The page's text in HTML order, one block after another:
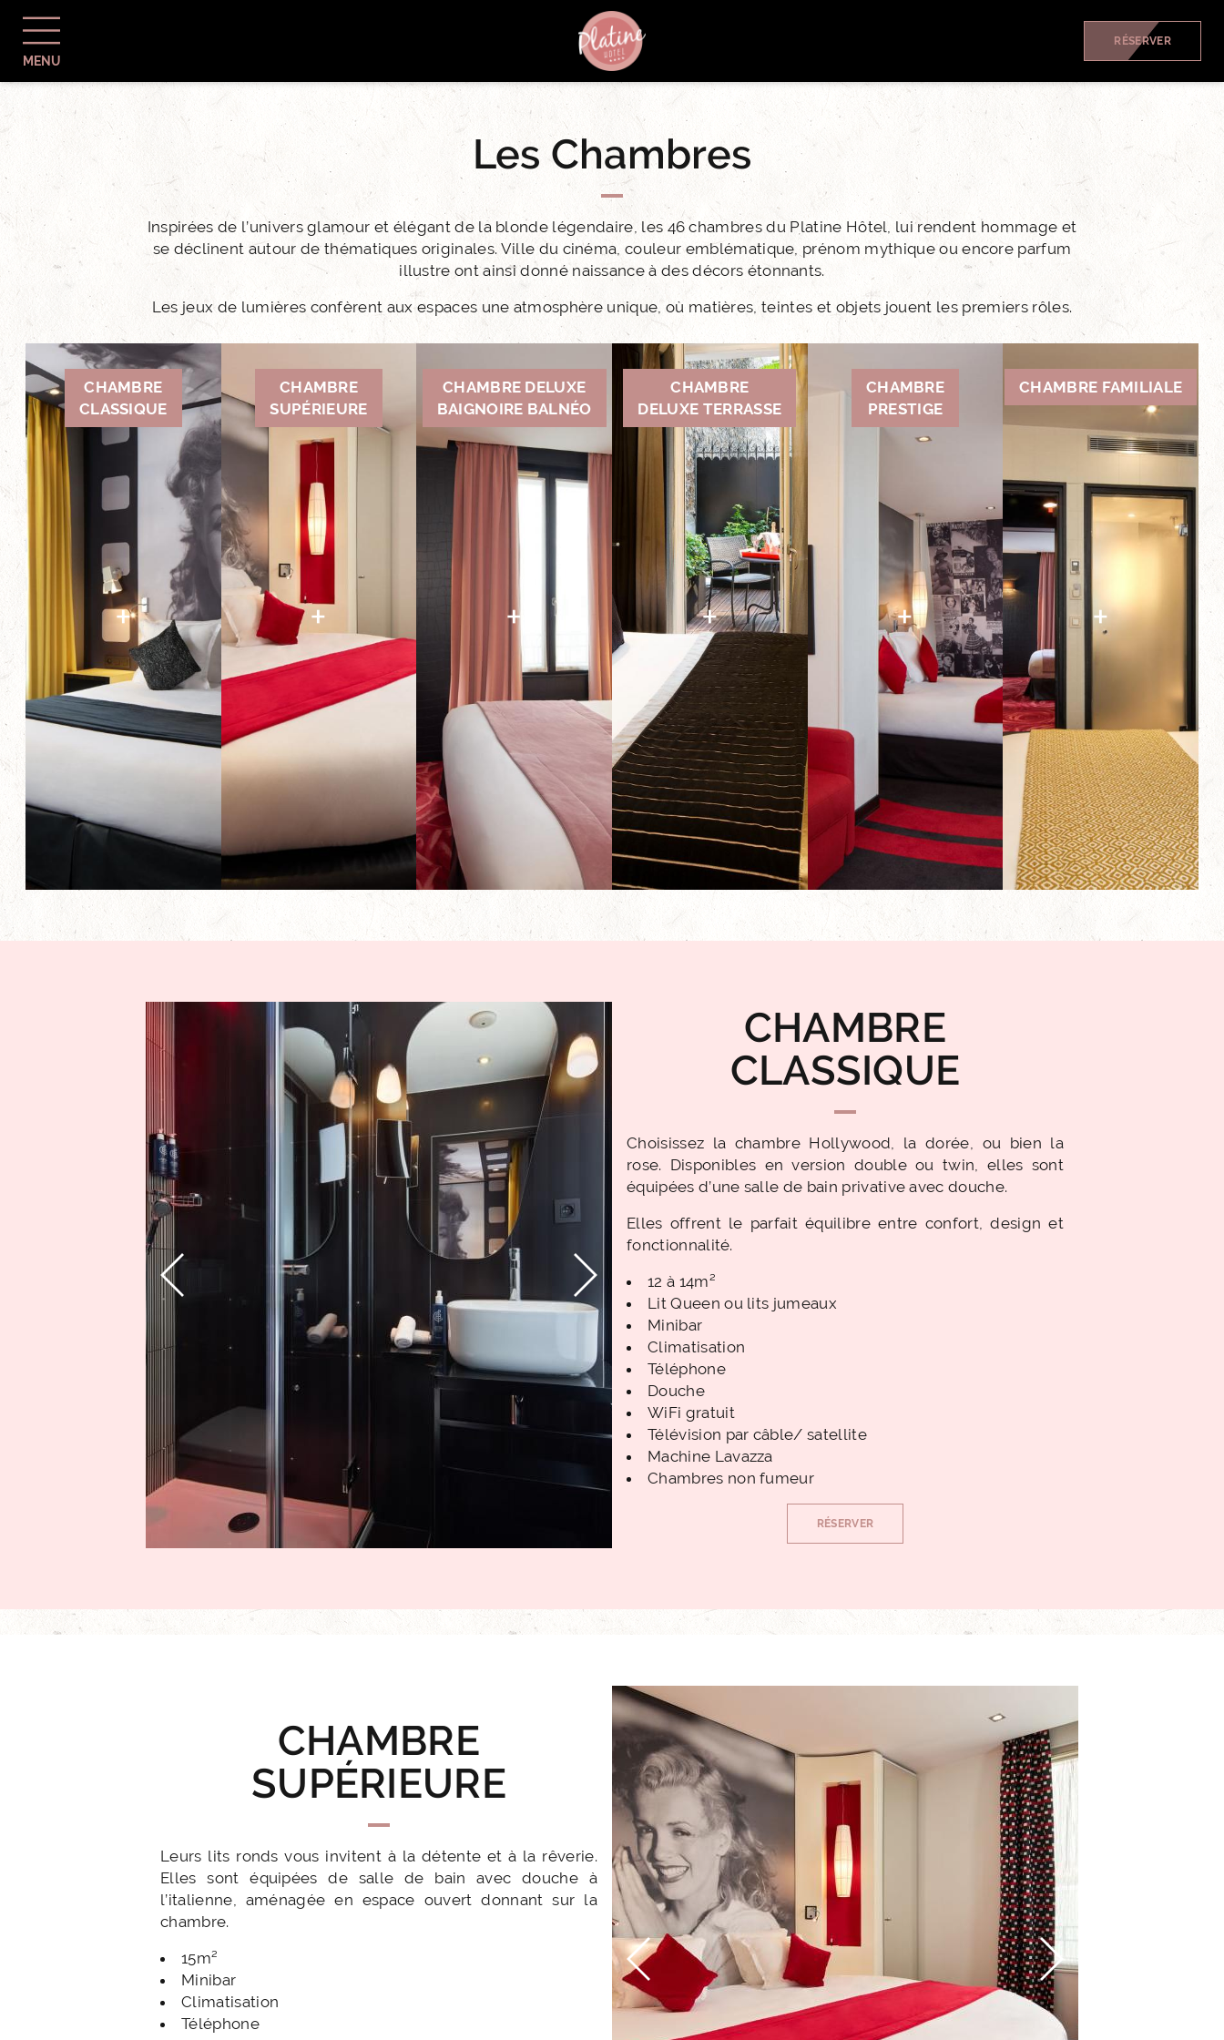
MENU
RÉSERVER
HOTEL ET SERVICES
NOS CHAMBRES
OFFRES EXCLUSIVES NOS CHAMBRES
Les nouveautés du moment
Les Chambres
Inspirées de l’univers glamour et élégant de la blonde légendaire, les 46 chambres du Platine Hôtel, lui rendent hommage et
se déclinent autour de thématiques originales. Ville du cinéma, couleur emblématique, prénom mythique ou encore parfum
illustre ont ainsi donné naissance à des décors étonnants.
Les jeux de lumières confèrent aux espaces une atmosphère unique, où matières, teintes et objets jouent les premiers rôles.
CHAMBRE
CLASSIQUE
+
CHAMBRE
SUPÉRIEURE
+
CHAMBRE DELUXE
BAIGNOIRE BALNÉO
+
CHAMBRE
DELUXE TERRASSE
+
CHAMBRE
PRESTIGE
+
CHAMBRE FAMILIALE
+
CHAMBRE
CLASSIQUE
Choisissez la chambre Hollywood, la dorée, ou bien la
rose. Disponibles en version double ou twin, elles sont
équipées d’une salle de bain privative avec douche.
Elles offrent le parfait équilibre entre confort, design et
fonctionnalité.
12 à 14m²
Lit Queen ou lits jumeaux
Minibar
Climatisation
Téléphone
Douche
WiFi gratuit
Télévision par câble/ satellite
Machine Lavazza
Chambres non fumeur
RÉSERVER
CHAMBRE
SUPÉRIEURE
Leurs lits ronds vous invitent à la détente et à la rêverie.
Elles sont équipées de salle de bain avec douche à
l’italienne, aménagée en espace ouvert donnant sur la
chambre.
15m²
Minibar
Climatisation
Téléphone